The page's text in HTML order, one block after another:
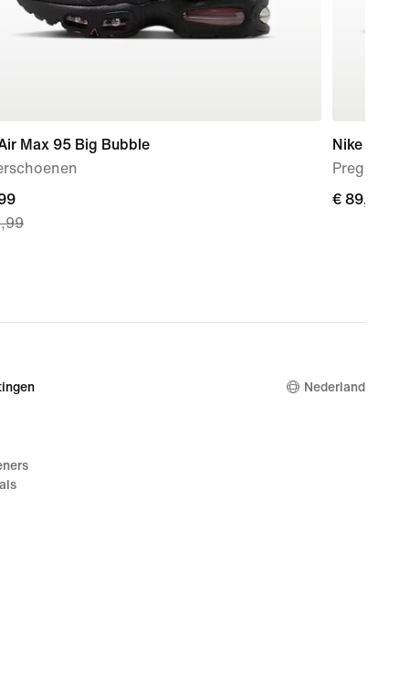
Max 95 Big Bubble
Nike Mind
Pregame
€ 89,99
€ 89,99
Nederland